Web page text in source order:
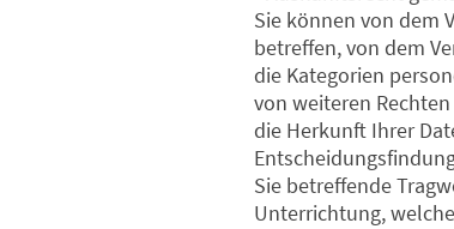
Sie können von dem
betreffen, von dem
die Kategorien
von weiteren
die Herkunft Ihrer
Sie betreffende
Unterrichtung,